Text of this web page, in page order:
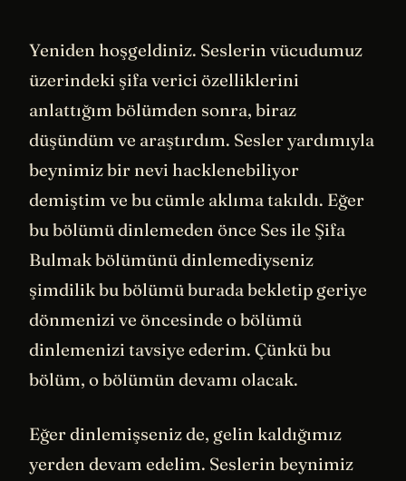
Yeniden hoşgeldiniz. Seslerin vücudumuz
üzerindeki şifa verici özelliklerini
anlattığım bölümden sonra, biraz
düşündüm ve araştırdım. Sesler yardımıyla
beynimiz bir nevi hacklenebiliyor
demiştim ve bu cümle aklıma takıldı. Eğer
bu bölümü dinlemeden önce Ses ile Şifa
Bulmak bölümünü dinlemediyseniz
şimdilik bu bölümü burada bekletip geriye
dönmenizi ve öncesinde o bölümü
dinlemenizi tavsiye ederim. Çünkü bu
bölüm, o bölümün devamı olacak.
Eğer dinlemişseniz de, gelin kaldığımız
yerden devam edelim. Seslerin beynimiz